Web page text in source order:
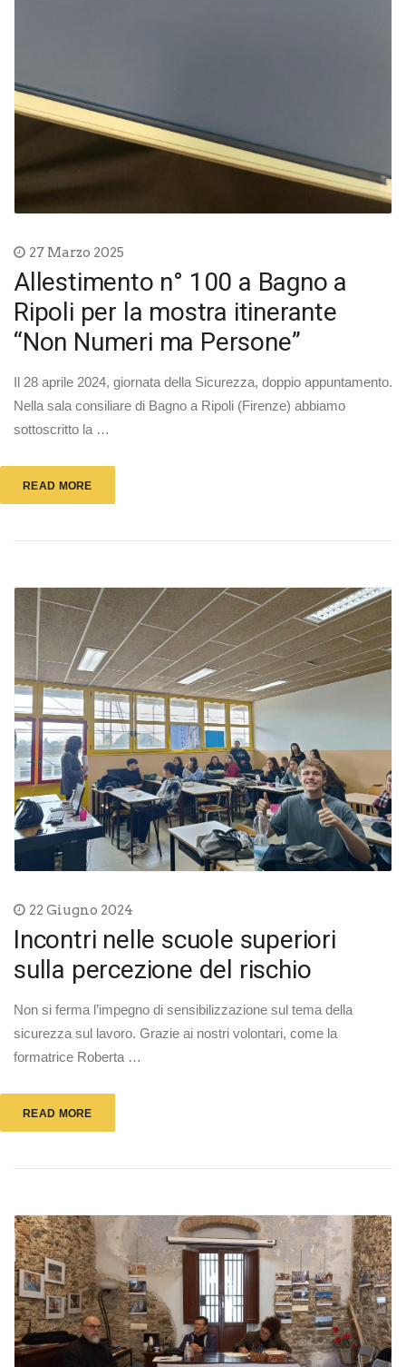
27 Marzo 2025
Allestimento n° 100 a Bagno a
Ripoli per la mostra itinerante
“Non Numeri ma Persone”
Il 28 aprile 2024, giornata della Sicurezza, doppio appuntamento.
Nella sala consiliare di Bagno a Ripoli (Firenze) abbiamo
sottoscritto la …
READ MORE
22 Giugno 2024
Incontri nelle scuole superiori
sulla percezione del rischio
Non si ferma l’impegno di sensibilizzazione sul tema della
sicurezza sul lavoro. Grazie ai nostri volontari, come la
formatrice Roberta …
READ MORE